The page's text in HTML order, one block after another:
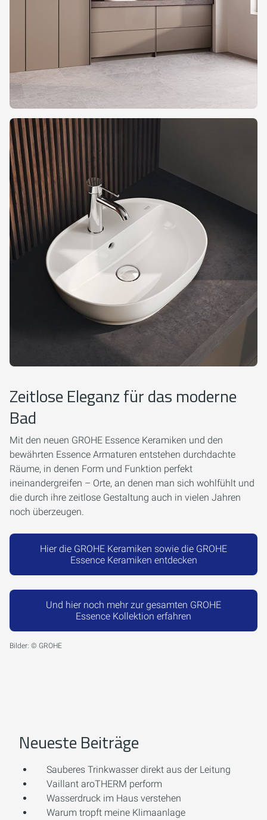
Zeitlose Eleganz für das moderne
Bad
Mit den neuen GROHE Essence Keramiken und den
bewährten Essence Armaturen entstehen durchdachte
Räume, in denen Form und Funktion perfekt
ineinandergreifen – Orte, an denen man sich wohlfühlt und
die durch ihre zeitlose Gestaltung auch in vielen Jahren
noch überzeugen.
Hier die GROHE Keramiken sowie die GROHE
Essence Keramiken entdecken
Und hier noch mehr zur gesamten GROHE
Essence Kollektion erfahren
Bilder: © GROHE
Neueste Beiträge
Sauberes Trinkwasser direkt aus der Leitung
Vaillant aroTHERM perform
Wasserdruck im Haus verstehen
Warum tropft meine Klimaanlage